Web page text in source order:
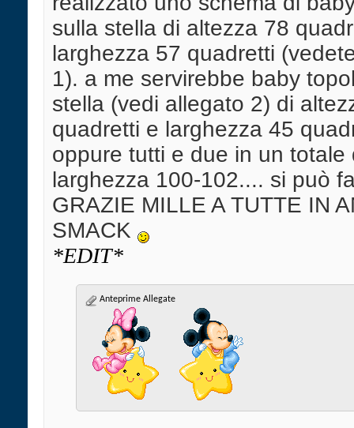
sulla stella di altezza 78
larghezza 57 quadretti
1). a me servirebbe baby
stella (vedi allegato 2) di
quadretti e larghezza 45
oppure tutti e due in un totale
larghezza 100-102.... si può
GRAZIE MILLE A TUTTE IN
SMACK
*EDIT*
Anteprime Allegate